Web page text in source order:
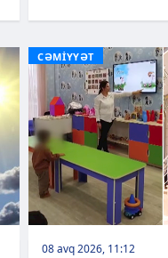
CƏMİYYƏT
08 avq 2026, 11:12